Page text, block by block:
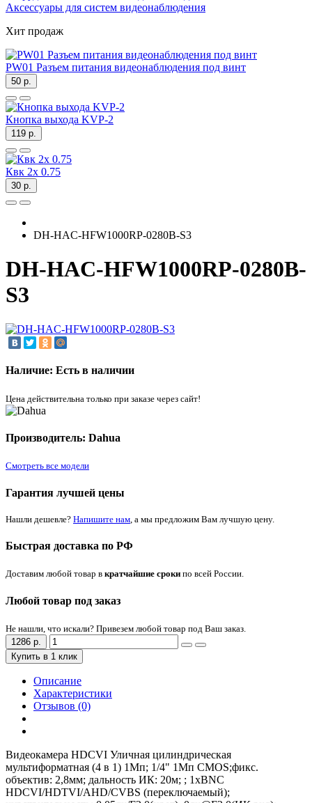
Аксессуары для систем видеонаблюдения
Хит продаж
PW01 Разъем питания видеонаблюдения под винт
50 р.
Кнопка выхода KVP-2
119 р.
Квк 2х 0.75
30 р.
DH-HAC-HFW1000RP-0280B-S3
DH-HAC-HFW1000RP-0280B-
S3
Наличие: Есть в наличии
Цена действительна только при заказе через сайт!
Производитель: Dahua
Смотреть все модели
Гарантия лучшей цены
Нашли дешевле? Напишите нам , а мы предложим Вам лучшую цену.
Быстрая доставка по РФ
Доставим любой товар в кратчайшие сроки по всей России.
Любой товар под заказ
Не нашли, что искали? Привезем любой товар под Ваш заказ.
1286 р.
Купить в 1 клик
Описание
Характеристики
Отзывов (0)
Видеокамера HDCVI Уличная цилиндрическая
мультиформатная (4 в 1) 1Мп; 1/4" 1Mп CMOS;фикс.
объектив: 2,8мм; дальность ИК: 20м; ; 1xBNC
HDCVI/HDTVI/AHD/CVBS (переключаемый);